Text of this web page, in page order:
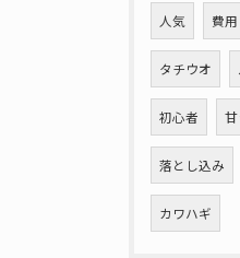
人気 費用
タチウオ
初心者
落とし込み
カワハギ